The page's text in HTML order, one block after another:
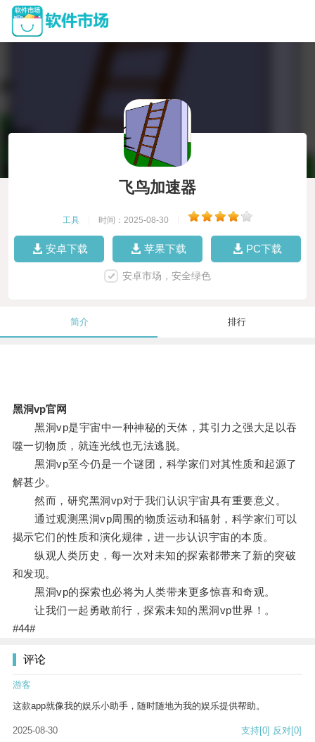
飞鸟加速器
工具 时间：2025-08-30
安卓下载 苹果下载 PC下载
安卓市场，安全绿色
简介 排行
黑洞vp官网
黑洞vp是宇宙中一种神秘的天体，其引力之强大足以吞
噬一切物质，就连光线也无法逃脱。
黑洞vp至今仍是一个谜团，科学家们对其性质和起源了
解甚少。
然而，研究黑洞vp对于我们认识宇宙具有重要意义。
通过观测黑洞vp周围的物质运动和辐射，科学家们可以
揭示它们的性质和演化规律，进一步认识宇宙的本质。
纵观人类历史，每一次对未知的探索都带来了新的突破
和发现。
黑洞vp的探索也必将为人类带来更多惊喜和奇观。
让我们一起勇敢前行，探索未知的黑洞vp世界！。
#44#
评论
游客
这款app就像我的娱乐小助手，随时随地为我的娱乐提供帮助。
2025-08-30 支持[0] 反对[0]